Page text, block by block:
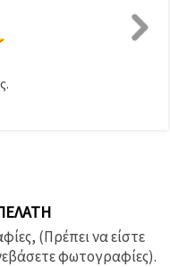
5 Αστέρια
(Πρέπει να είστε
φωτογραφίες).